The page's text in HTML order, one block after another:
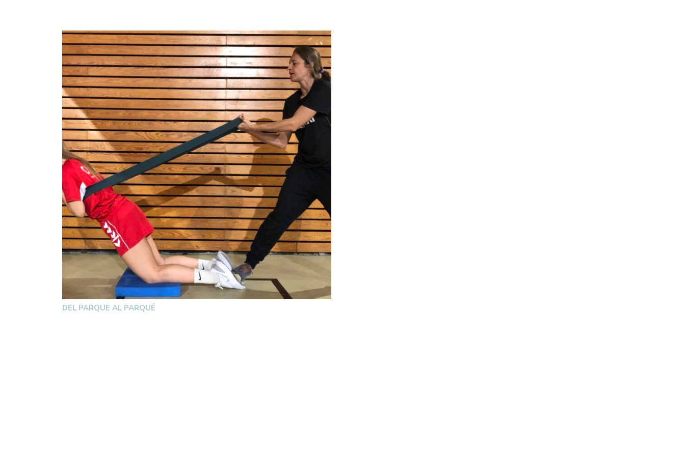
DEL PARQUE AL PARQUÉ